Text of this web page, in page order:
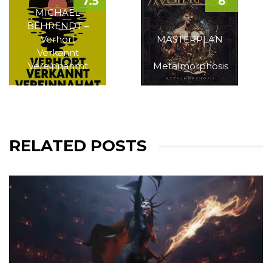
MICHAEL
BEHRENDT –
Verhört
Verkannt
Vereinnahmt
MASTERPLAN
–
Metalmorphosis
RELATED POSTS